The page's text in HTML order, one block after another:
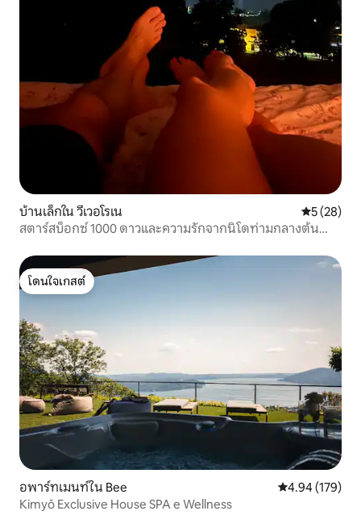
บ้านเล็กใน วีเวอโรเน คะแนนเฉลี่
5 (28)
สตาร์สบ็อกซ์ 1000 ดาวและความรักจากนิโดท่ามกลางต้น
โดนใจเกสต์
โดนใจเกสต์
อพาร์ทเมนท์ใน Bee คะแนนเฉลี่ย
4.94 (179)
Kimyô Exclusive House SPA e Wellness